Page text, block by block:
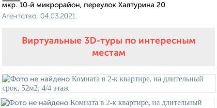
мкр. 10-й микрорайон, переулок Халтурина 20
Агентство, 04.03.2021
Виртуальные 3D-туры по интересным
местам